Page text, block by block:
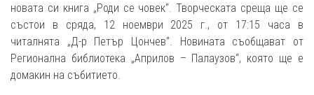
новата си книга „Роди се човек“. Творческата среща ще се
състои в сряда, 12 ноември 2025 г., от 17:15 часа в
читалнята „Д-р Петър Цончев“. Новината съобщават от
Регионална библиотека „Априлов – Палаузов“, която ще е
домакин на събитието.